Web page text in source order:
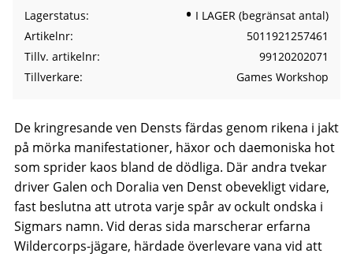
Lagerstatus
I LAGER (begränsat antal)
Artikelnr
5011921257461
Tillv. artikelnr
99120202071
Tillverkare
Games Workshop
De kringresande ven Densts färdas genom rikena i jakt
på mörka manifestationer, häxor och daemoniska hot
som sprider kaos bland de dödliga. Där andra tvekar
driver Galen och Doralia ven Denst obevekligt vidare,
fast beslutna att utrota varje spår av ockult ondska i
Sigmars namn. Vid deras sida marscherar erfarna
Wildercorps-jägare, härdade överlevare vana vid att